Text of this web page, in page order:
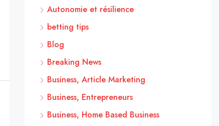
Autonomie et résilience
betting tips
Blog
Breaking News
Business, Article Marketing
Business, Entrepreneurs
Business, Home Based Business